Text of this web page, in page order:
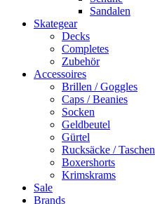
Sandalen
Skategear
Decks
Completes
Zubehör
Accessoires
Brillen / Goggles
Caps / Beanies
Socken
Geldbeutel
Gürtel
Rucksäcke / Taschen
Boxershorts
Krimskrams
Sale
Brands